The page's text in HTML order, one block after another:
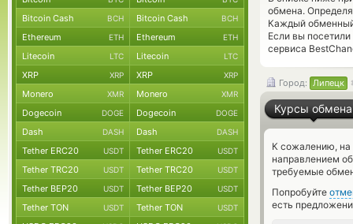
обмена.
Каждый обменный
Если вы
сервиса
Город: Липецк
Курсы обмена
К сожалению, на
направлением
требуемые
Попробуйте
есть
Bitcoin Cash BCH Bitcoin Cash BCH
Ethereum ETH Ethereum ETH
Litecoin LTC Litecoin LTC
XRP XRP XRP XRP
Monero XMR Monero XMR
Dogecoin DOGE Dogecoin DOGE
Dash DASH Dash DASH
Tether ERC20 USDT Tether ERC20 USDT
Tether TRC20 USDT Tether TRC20 USDT
Tether BEP20 USDT Tether BEP20 USDT
Tether TON USDT Tether TON USDT